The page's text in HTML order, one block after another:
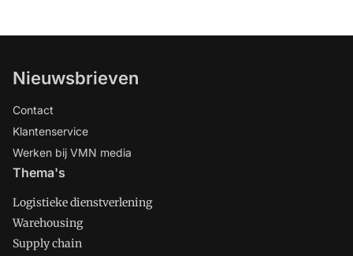
Nieuwsbrieven
Contact
Klantenservice
Werken bij VMN media
Thema's
Logistieke dienstverlening
Warehousing
Supply chain